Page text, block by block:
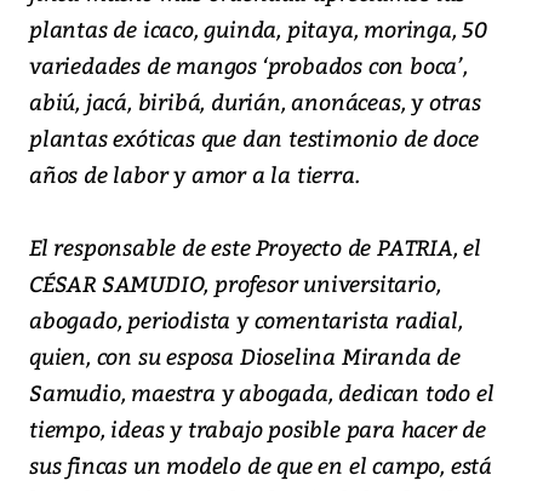
plantas de icaco, guinda, pitaya, moringa, 50
variedades de mangos ‘probados con boca’,
abiú, jacá, biribá, durián, anonáceas, y otras
plantas exóticas que dan testimonio de doce
años de labor y amor a la tierra.
El responsable de este Proyecto de PATRIA, el
CÉSAR SAMUDIO, profesor universitario,
abogado, periodista y comentarista radial,
quien, con su esposa Dioselina Miranda de
Samudio, maestra y abogada, dedican todo el
tiempo, ideas y trabajo posible para hacer de
sus fincas un modelo de que en el campo, está